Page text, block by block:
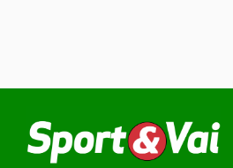
contenuto